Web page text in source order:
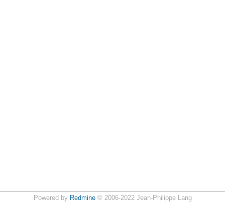
Powered by Redmine© 2006-2022 Jean-Philippe Lang